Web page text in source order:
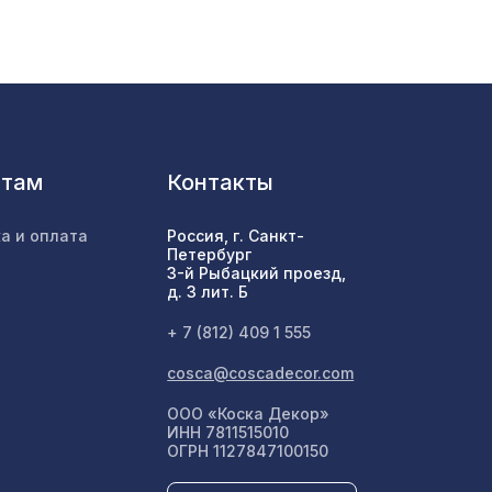
м
и оплата
Контакты
Россия, г. Санкт-
Петербург
3-й Рыбацкий проезд,
д. 3 лит. Б
+ 7 (812) 409 1 555
cosca@coscadecor.com
ООО «Коска Декор»
ИНН 7811515010
ОГРН 1127847100150